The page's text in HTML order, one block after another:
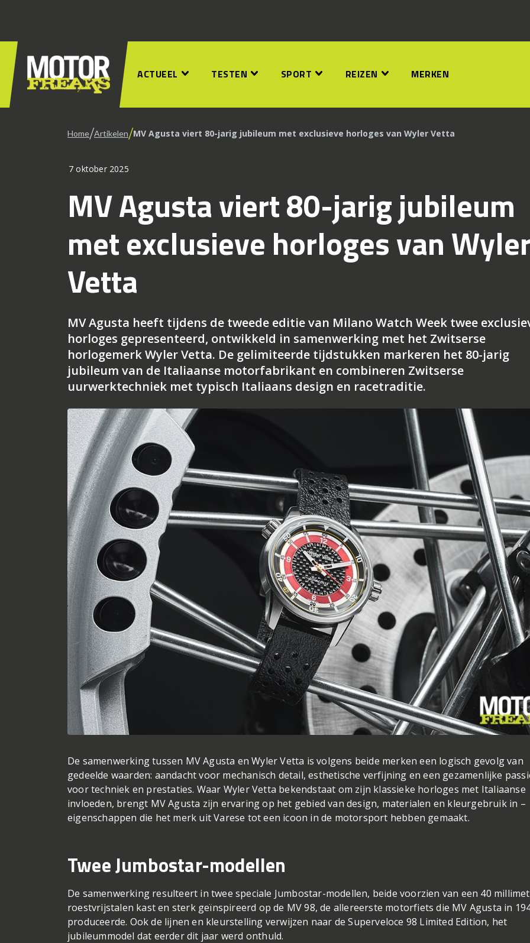
ACTUEEL TESTEN SPORT REIZEN MERKEN
Home/Artikelen/MV Agusta viert 80-jarig jubileum met exclusieve horloges van Wyler Vetta
7 oktober 2025
MV Agusta viert 80-jarig jubileum
met exclusieve horloges van
Vetta
MV Agusta heeft tijdens de tweede editie van Milano Watch Week twee
horloges gepresenteerd, ontwikkeld in samenwerking met het Zwitserse
horlogemerk Wyler Vetta. De gelimiteerde tijdstukken markeren het 80-jarig
jubileum van de Italiaanse motorfabrikant en combineren Zwitserse
uurwerktechniek met typisch Italiaans design en racetraditie.
De samenwerking tussen MV Agusta en Wyler Vetta is volgens beide merken een logisch gevolg van
gedeelde waarden: aandacht voor mechanisch detail, esthetische verfijning en een gezamenlijke
voor techniek en prestaties. Waar Wyler Vetta bekendstaat om zijn klassieke horloges met Italiaanse
invloeden, brengt MV Agusta zijn ervaring op het gebied van design, materialen en kleurgebruik in –
eigenschappen die het merk uit Varese tot een icoon in de motorsport hebben gemaakt.
Twee Jumbostar-modellen
De samenwerking resulteert in twee speciale Jumbostar-modellen, beide voorzien van een 40
roestvrijstalen kast en sterk geïnspireerd op de MV 98, de allereerste motorfiets die MV Agusta in
produceerde. Ook de lijnen en kleurstelling verwijzen naar de Superveloce 98 Limited Edition, het
jubileummodel dat eerder dit jaar werd onthuld.